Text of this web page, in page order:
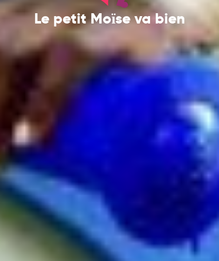
Le petit Moïse va bien